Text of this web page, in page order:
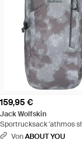
159,95 €
Jack Wolfskin
Sportrucksack 'athmos
- Grau
VonABOUT YOU